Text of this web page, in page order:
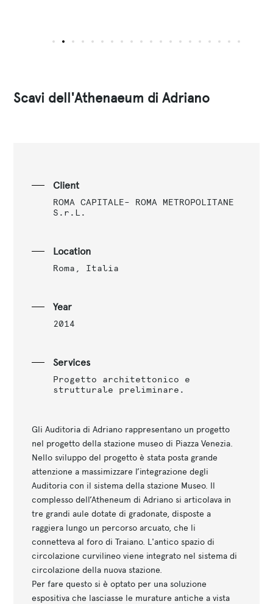
Scavi dell'Athenaeum di Adriano
Client
ROMA CAPITALE– ROMA METROPOLITANE
S.r.L.
Location
Roma, Italia
Year
2014
Services
Progetto architettonico e
strutturale preliminare.
Gli Auditoria di Adriano rappresentano un progetto
nel progetto della stazione museo di Piazza Venezia.
Nello sviluppo del progetto è stata posta grande
attenzione a massimizzare l’integrazione degli
Auditoria con il sistema della stazione Museo. Il
complesso dell’Atheneum di Adriano si articolava in
tre grandi aule dotate di gradonate, disposte a
raggiera lungo un percorso arcuato, che li
connetteva al foro di Traiano. L'antico spazio di
circolazione curvilineo viene integrato nel sistema di
circolazione della nuova stazione.
Per fare questo si è optato per una soluzione
espositiva che lasciasse le murature antiche a vista